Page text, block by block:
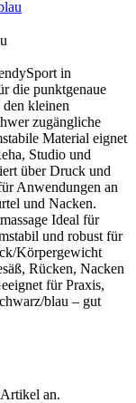
in
die punktgenaue
kleinen
zugängliche
Material eignet
Studio und
über Druck und
Anwendungen an
und Nacken.
Ideal für
und robust für
Körpergewicht
Rücken, Nacken
für Praxis,
blau – gut
an.